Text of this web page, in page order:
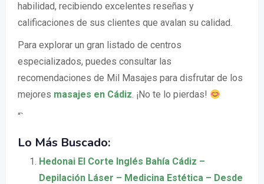
habilidad, recibiendo excelentes reseñas y
calificaciones de sus clientes que avalan su calidad.
Para explorar un gran listado de centros
especializados, puedes consultar las
recomendaciones de Mil Masajes para disfrutar de los
mejores masajes en Cádiz. ¡No te lo pierdas!
“`
Lo Más Buscado:
Hedonai El Corte Inglés Bahía Cádiz –
Depilación Láser – Medicina Estética – Desde